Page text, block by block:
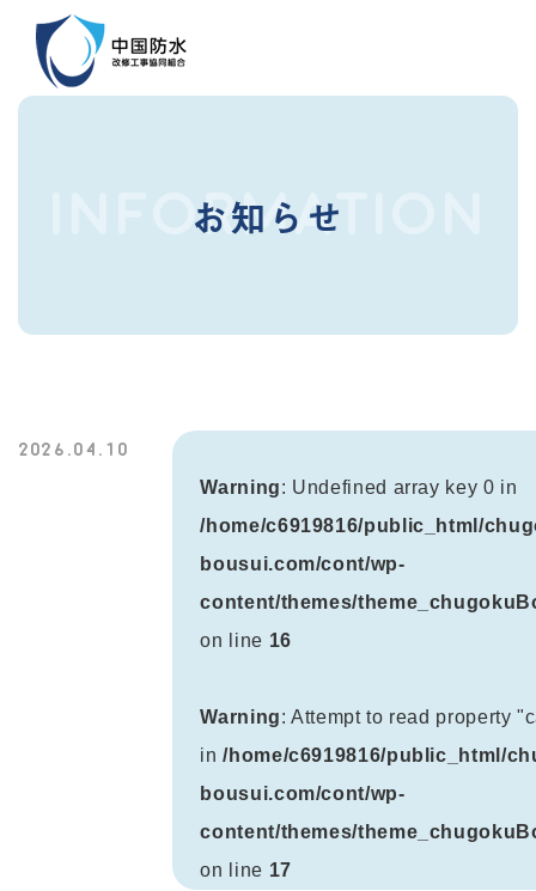
INFORMATION
お知らせ
2026.04.10
Warning: Undefined array key 0 in
/home/c6919816/public_html/
bousui.com/cont/wp-
content/themes/
on line 16
Warning: Attempt to read property
in/home/c6919816/public_html/
bousui.com/cont/wp-
content/themes/
on line 17